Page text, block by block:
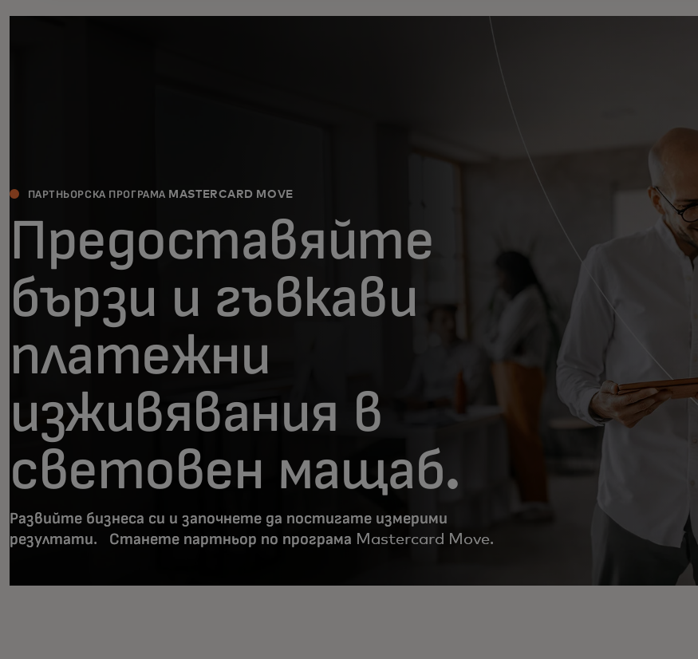
ПАРТНЬОРСКА ПРОГРАМА MASTERCARD MOVE
Предоставяйте
бързи и гъвкави
платежни
изживявания в
световен мащаб.
Развийте бизнеса си и започнете да постигате измерими
резултати. Станете партньор по програма Mastercard Move.